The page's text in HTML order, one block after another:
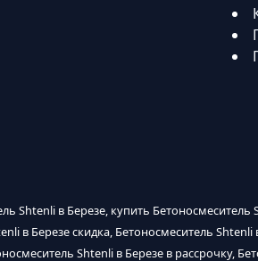
Shtenli в Березе, купить
в Березе скидка, Бетоносмеситель
Shtenli в Березе в рассрочку,